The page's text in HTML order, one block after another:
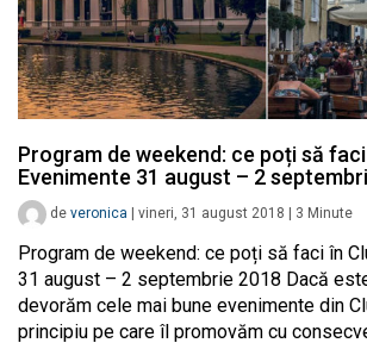
Program de weekend: ce poți să faci
Evenimente 31 august – 2
de veronica vineri, 31 august 2018 3 Minute
Program de weekend: ce poți să faci în
31 august – 2 septembrie 2018 Dacă
devorăm cele mai bune evenimente din
principiu pe care îl promovăm cu